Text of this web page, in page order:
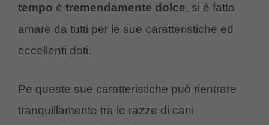
tempo è tremendamente dolce, si è fatto
amare da tutti per le sue caratteristiche ed
eccellenti doti.
Pe queste sue caratteristiche può rientrare
tranquillamente tra le razze di cani